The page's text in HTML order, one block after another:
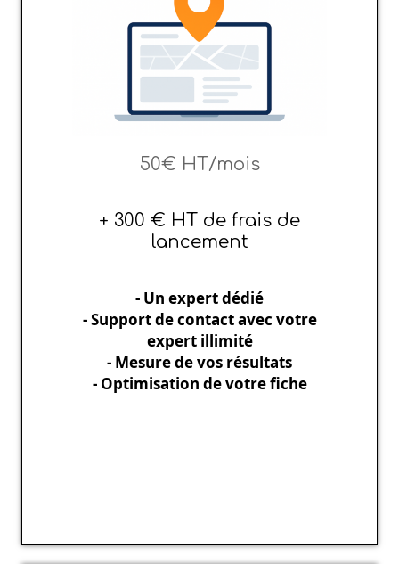
50€ HT/mois
+ 300 € HT de frais de
lancement
- Un expert dédié
- Support de contact avec votre
expert illimité
- Mesure de vos résultats
- Optimisation de votre fiche